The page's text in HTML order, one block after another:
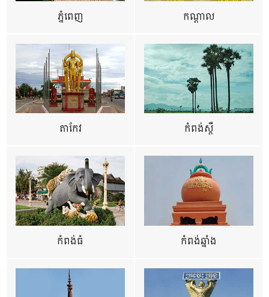
ភ្នំពេញ កណ្តាល
តាកែវ កំពង់ស្ពឺ
កំពង់ធំ កំពង់ឆ្នាំង